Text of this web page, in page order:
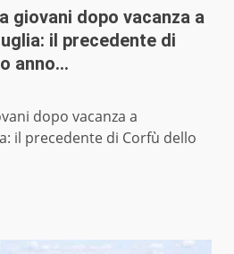
giovani dopo vacanza a
il precedente di
anno…
dopo vacanza a
il precedente di Corfù dello